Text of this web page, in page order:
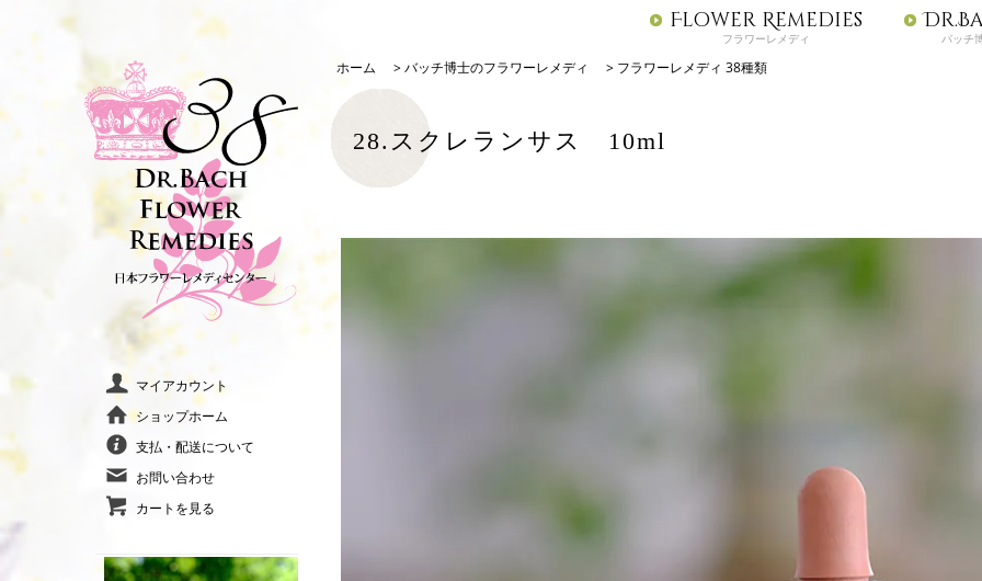
Flower Remedies
フラワーレメディ バッチ
マイアカウント
ショップホーム
支払・配送について
お問い合わせ
カートを見る
ホーム >バッチ博士のフラワーレメディ > フラワーレメディ 38種類
28.スクレランサス 10ml